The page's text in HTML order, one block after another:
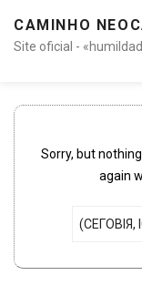
CAMINHO
Site oficial -
Sorry, but
again